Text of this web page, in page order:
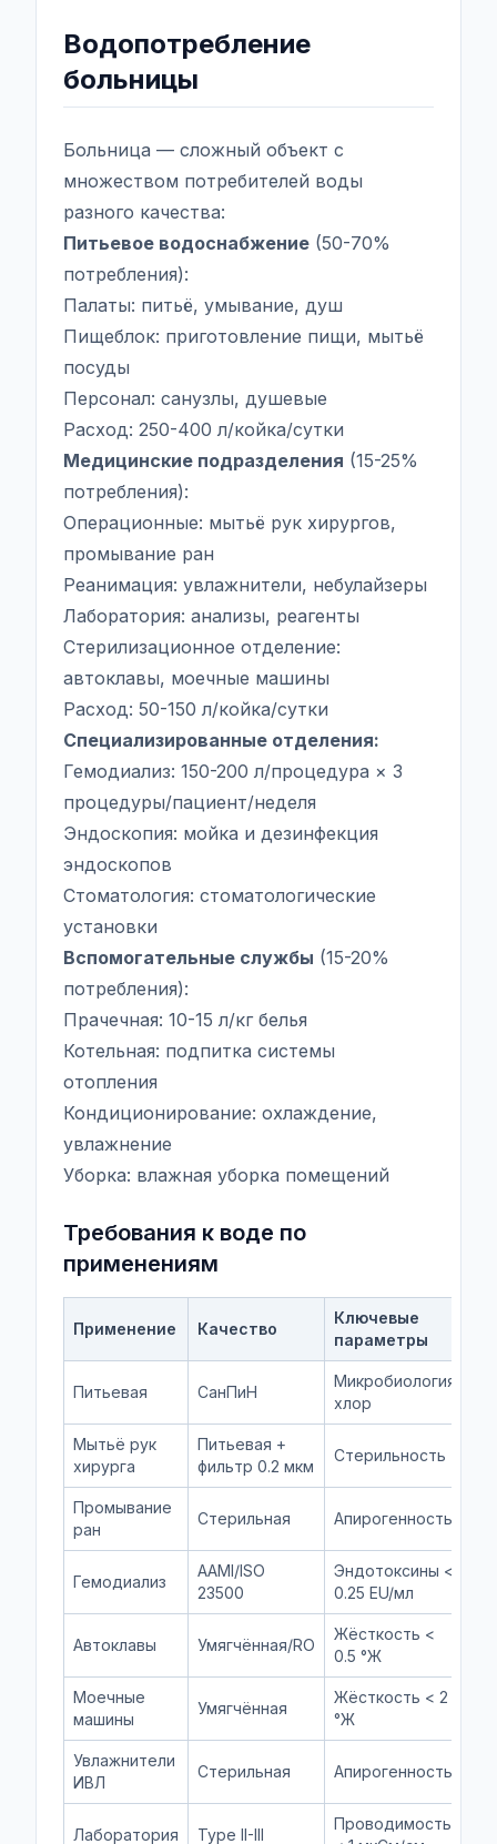
Водопотребление
больницы
Больница — сложный объект с
множеством потребителей воды
разного качества:
Питьевое водоснабжение (50-70%
потребления):
Палаты: питьё, умывание, душ
Пищеблок: приготовление пищи, мытьё
посуды
Персонал: санузлы, душевые
Расход: 250-400 л/койка/сутки
Медицинские подразделения (15-25%
потребления):
Операционные: мытьё рук хирургов,
промывание ран
Реанимация: увлажнители, небулайзеры
Лаборатория: анализы, реагенты
Стерилизационное отделение:
автоклавы, моечные машины
Расход: 50-150 л/койка/сутки
Специализированные отделения:
Гемодиализ: 150-200 л/процедура × 3
процедуры/пациент/неделя
Эндоскопия: мойка и дезинфекция
эндоскопов
Стоматология: стоматологические
установки
Вспомогательные службы (15-20%
потребления):
Прачечная: 10-15 л/кг белья
Котельная: подпитка системы
отопления
Кондиционирование: охлаждение,
увлажнение
Уборка: влажная уборка помещений
Требования к воде по
применениям
Применение Качество
Ключевые
параметры
Питьевая СанПиН
Микробиология,
хлор
Мытьё рук
хирурга
Питьевая +
фильтр 0.2 мкм
Стерильность
Промывание
ран
Стерильная Апирогенность
Гемодиализ
AAMI/ISO
23500
Эндотоксины <
0.25 EU/мл
Автоклавы Умягчённая/RO
Жёсткость <
0.5 °Ж
Моечные
машины
Умягчённая
Жёсткость < 2
°Ж
Увлажнители
ИВЛ
Стерильная Апирогенность
Лаборатория Type II-III
Проводимость